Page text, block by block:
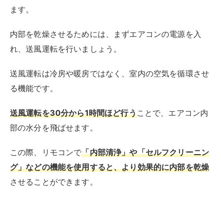
ます。
内部を乾燥させるためには、まずエアコンの電源を入
れ、送風運転を行いましょう。
送風運転は冷房や暖房ではなく、室内の空気を循環させ
る機能です。
送風運転を30分から1時間ほど行うことで、エアコン内
部の水分を飛ばせます。
この際、リモコンで「内部清浄」や「セルフクリーニン
グ」などの機能を使用すると、より効果的に内部を乾燥
させることができます。